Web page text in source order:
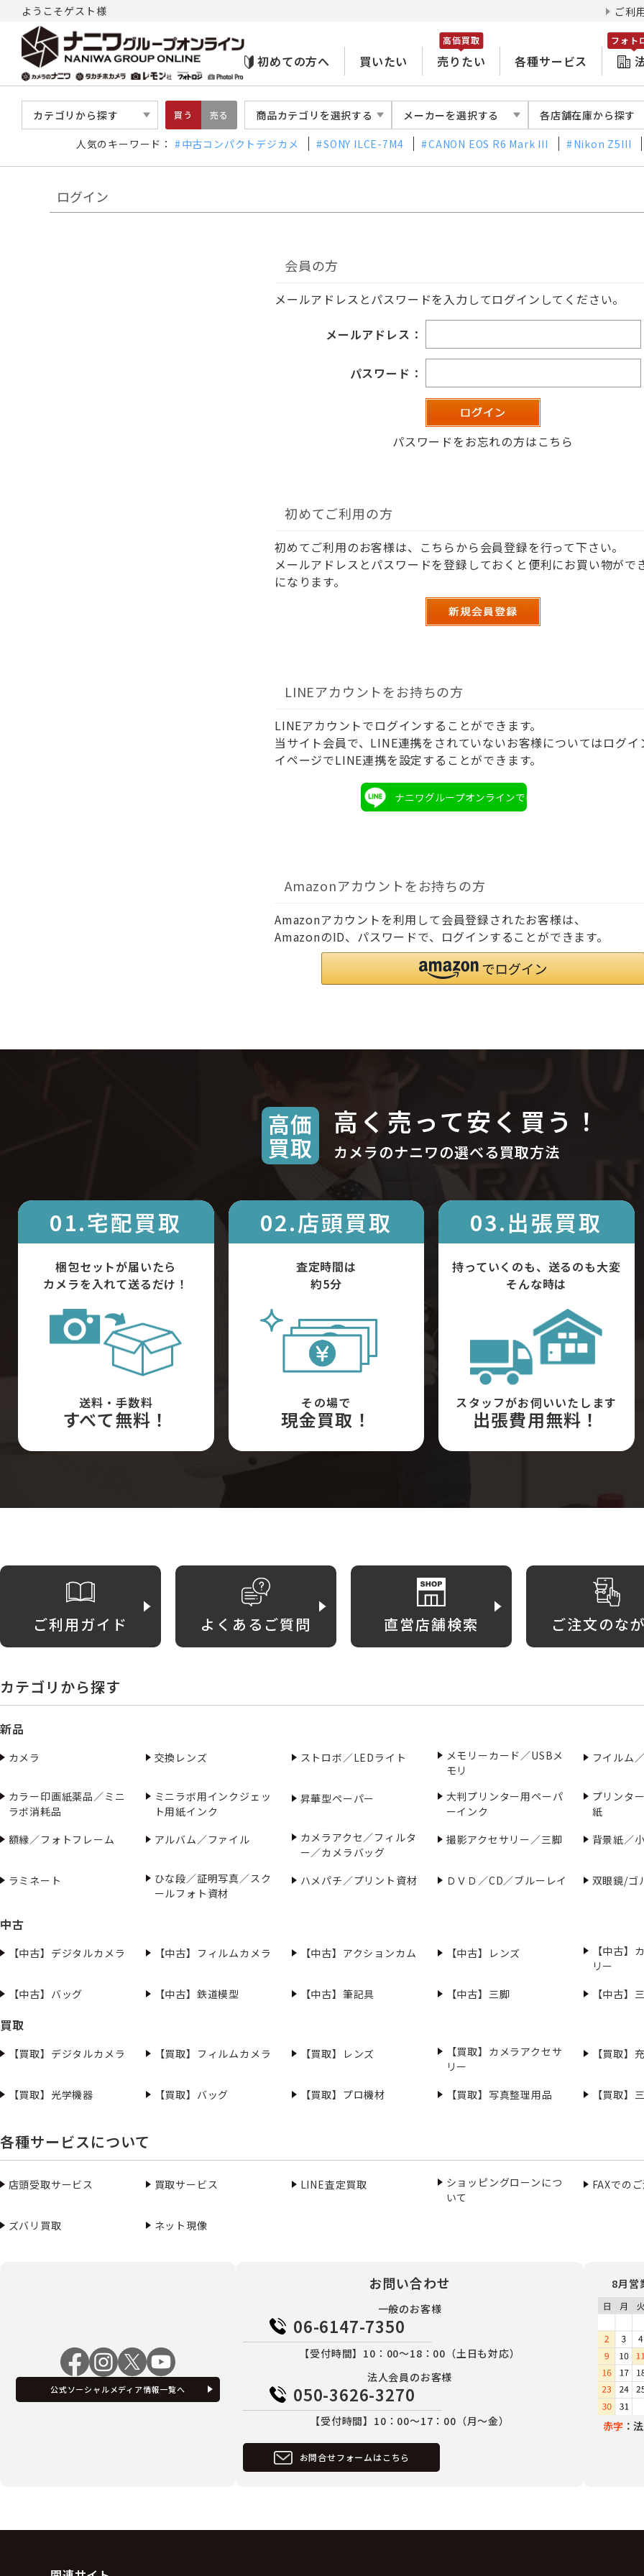
ようこそゲスト様 ご利
初めての方へ 買いたい 売りたい
高価買取
各種サービス
フォト
カテゴリから探す 買う 売る 商品カテゴリを選択する メーカーを選択する 各店舗在庫から探す
人気のキーワード： 中古コンパクトデジカメ SONY ILCE-7M4 CANON EOS R6 Mark III Nikon Z5III
ログイン
会員の方
メールアドレスとパスワードを入力してログインしてください。
メールアドレス：
パスワード：
パスワードをお忘れの方はこちら
初めてご利用の方
初めてご利用のお客様は、こちらから会員登録を行って下さい。
メールアドレスとパスワードを登録しておくと便利にお買い物がで
になります。
LINEアカウントをお持ちの方
LINEアカウントでログインすることができます。
当サイト会員で、LINE連携をされていないお客様についてはログイ
イページでLINE連携を設定することができます。
ナニワグループオンラインでログイン
Amazonアカウントをお持ちの方
Amazonアカウントを利用して会員登録されたお客様は、
AmazonのID、パスワードで、ログインすることができます。
高価
買取
高く売って安く買う！
カメラのナニワの選べる買取方法
01.宅配買取
梱包セットが届いたら
カメラを入れて送るだけ！
送料・手数料
すべて無料！
02.店頭買取
査定時間は
約5分
その場で
現金買取！
03.出張買取
持っていくのも、送るのも大変
そんな時は
スタッフがお伺いいたします
出張費用無料！
ご利用ガイド よくあるご質問 直営店舗検索 ご注文のな
カテゴリから探す
新品
カメラ 交換レンズ ストロボ／LEDライト
メモリーカード／USBメ
モリ
フイルム
カラー印画紙薬品／ミニ
ラボ消耗品
ミニラボ用インクジェッ
ト用紙インク
昇華型ペーパー
大判プリンター用ペーパ
ーインク
プリンタ
紙
額縁／フォトフレーム
アルバム／ファイル
カメラアクセ／フィルタ
ー／カメラバッグ
撮影アクセサリー／三脚 背景紙／
ラミネート
ひな段／証明写真／スク
ールフォト資材
ハメパチ／プリント資材 ＤＶＤ／CD／ブルーレイ 双眼鏡/ゴ
中古
【中古】デジタルカメラ 【中古】フィルムカメラ 【中古】アクションカム 【中古】レンズ
【中古】
リー
【中古】バッグ
【中古】鉄道模型 【中古】筆記具 【中古】三脚 【中古】
買取
【買取】デジタルカメラ 【買取】フィルムカメラ 【買取】レンズ
【買取】カメラアクセサ
リー
【買取】
【買取】光学機器 【買取】バッグ 【買取】プロ機材 【買取】写真整理用品 【買取】
各種サービスについて
店頭受取サービス 買取サービス LINE査定買取
ショッピングローンにつ
いて
FAXでの
ズバリ買取 ネット現像
公式ソーシャルメディア情報一覧へ
お問い合わせ
一般のお客様
06-6147-7350
【受付時間】10：00～18：00（土日も対応）
法人会員のお客様
050-3626-3270
【受付時間】10：00～17：00（月～金）
お問合せフォームはこちら
8月営
赤字 ：